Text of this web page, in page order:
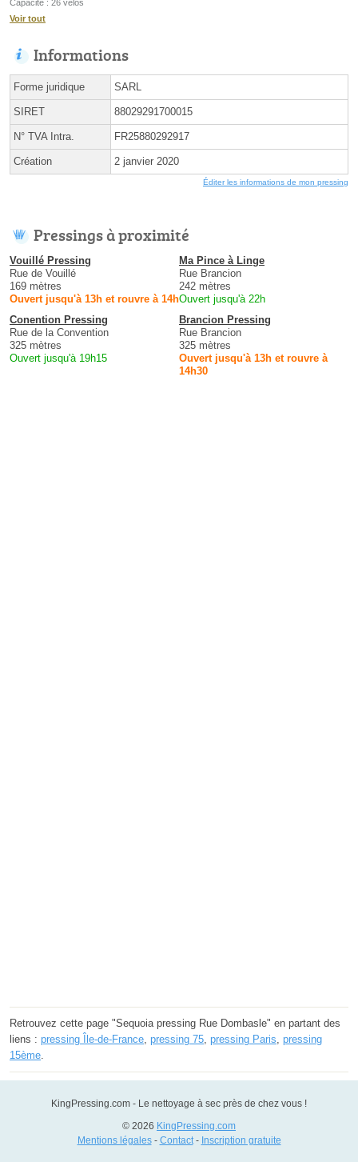
Capacité : 26 vélos
Voir tout
Informations
Forme juridique SARL
SIRET 88029291700015
N° TVA Intra. FR25880292917
Création 2 janvier 2020
Éditer les informations de mon pressing
Pressings à proximité
Vouillé Pressing
Rue de Vouillé
169 mètres
Ouvert jusqu'à 13h et rouvre à 14h
Ma Pince à Linge
Rue Brancion
242 mètres
Ouvert jusqu'à 22h
Conention Pressing
Rue de la Convention
325 mètres
Ouvert jusqu'à 19h15
Brancion Pressing
Rue Brancion
325 mètres
Ouvert jusqu'à 13h et rouvre à
14h30
Retrouvez cette page "Sequoia pressing Rue Dombasle" en partant des
liens : pressing Île-de-France, pressing 75, pressing Paris, pressing
15ème.
KingPressing.com - Le nettoyage à sec près de chez vous !
© 2026 KingPressing.com
Mentions légales- Contact- Inscription gratuite